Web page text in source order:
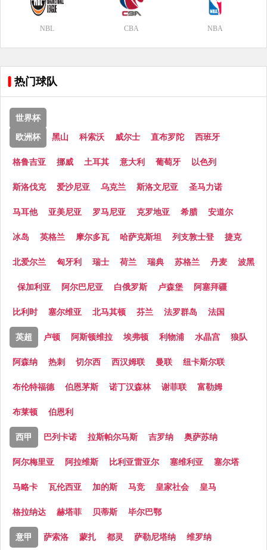
NBL CBA NBA
热门球队
世界杯
欧洲杯 黑山 科索沃 威尔士 直布罗陀 西班牙
格鲁吉亚 挪威 土耳其 意大利 葡萄牙 以色列
斯洛伐克 爱沙尼亚 乌克兰 斯洛文尼亚 圣马力诺
马耳他 亚美尼亚 罗马尼亚 克罗地亚 希腊 安道尔
冰岛 英格兰 摩尔多瓦 哈萨克斯坦 列支敦士登 捷克
北爱尔兰 匈牙利 瑞士 荷兰 瑞典 苏格兰 丹麦 波黑
保加利亚 阿尔巴尼亚 白俄罗斯 卢森堡 阿塞拜疆
比利时 塞尔维亚 北马其顿 芬兰 法罗群岛 法国
英超 卢顿 阿斯顿维拉 埃弗顿 利物浦 水晶宫 狼队
阿森纳 热刺 切尔西 西汉姆联 曼联 纽卡斯尔联
布伦特福德 伯恩茅斯 诺丁汉森林 谢菲联 富勒姆
布莱顿 伯恩利
西甲 巴列卡诺 拉斯帕尔马斯 吉罗纳 奥萨苏纳
阿尔梅里亚 阿拉维斯 比利亚雷亚尔 塞维利亚 塞尔塔
马略卡 瓦伦西亚 加的斯 马竞 皇家社会 皇马
格拉纳达 赫塔菲 贝蒂斯 毕尔巴鄂
意甲 萨索洛 蒙扎 都灵 萨勒尼塔纳 维罗纳